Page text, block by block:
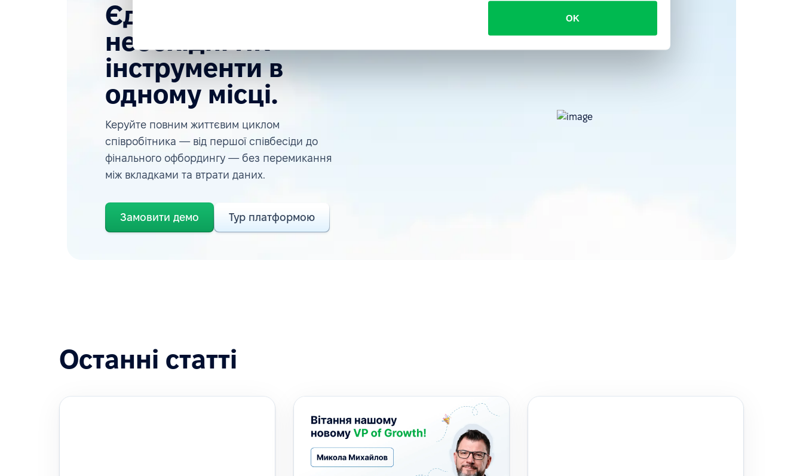
OK
Єдиний доступ. Усі
необхідні HR-
інструменти в
одному місці.
Керуйте повним життєвим циклом
співробітника — від першої співбесіди до
фінального офбордингу — без перемикання
між вкладками та втрати даних.
Замовити демо Тур платформою
Останні статті